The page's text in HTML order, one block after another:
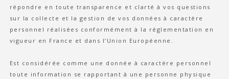
répondre en toute transparence et clarté à vos questions
sur la collecte et la gestion de vos données à caractère
personnel réalisées conformément à la réglementation en
vigueur en France et dans l’Union Européenne.
Est considérée comme une donnée à caractère personnel
toute information se rapportant à une personne physique